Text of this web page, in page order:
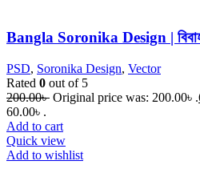
Bangla Soronika Design | বিবাহ
PSD, Soronika Design, Vector
Rated 0 out of 5
200.00৳ Original price was: 200.00৳ .
60.00৳ .
Add to cart
Quick view
Add to wishlist